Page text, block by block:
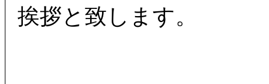
挨拶と致します。